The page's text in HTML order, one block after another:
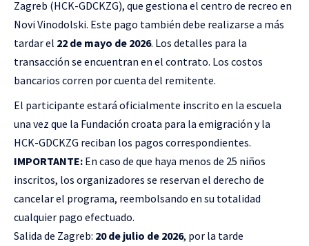
Zagreb (HCK-GDCKZG), que gestiona el centro de recreo en
Novi Vinodolski. Este pago también debe realizarse a más
tardar el 22 de mayo de 2026. Los detalles para la
transacción se encuentran en el contrato. Los costos
bancarios corren por cuenta del remitente.
El participante estará oficialmente inscrito en la escuela
una vez que la Fundación croata para la emigración y la
HCK-GDCKZG reciban los pagos correspondientes.
IMPORTANTE: En caso de que haya menos de 25 niños
inscritos, los organizadores se reservan el derecho de
cancelar el programa, reembolsando en su totalidad
cualquier pago efectuado.
Salida de Zagreb: 20 de julio de 2026, por la tarde